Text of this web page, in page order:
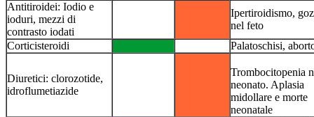
Antitiroidei: Iodio e
ioduri, mezzi di
contrasto iodati
Ipertiroidismo,
nel feto
Corticisteroidi
Palatoschisi,
Diuretici: clorozotide,
idroflumetiazide
Trombocitopenia
neonato. Aplasia
midollare e morte
neonatale